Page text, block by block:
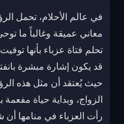
في عالم الأحلام، تحمل
معاني عميقة وغالباً ما
تحلم فتاة عزباء بأنها
قد يكون إشارة مبشرة
حيث يُعتقد أن مثل هذه
الزواج، وبداية حياة مفعمة
رأت العزباء في منامها